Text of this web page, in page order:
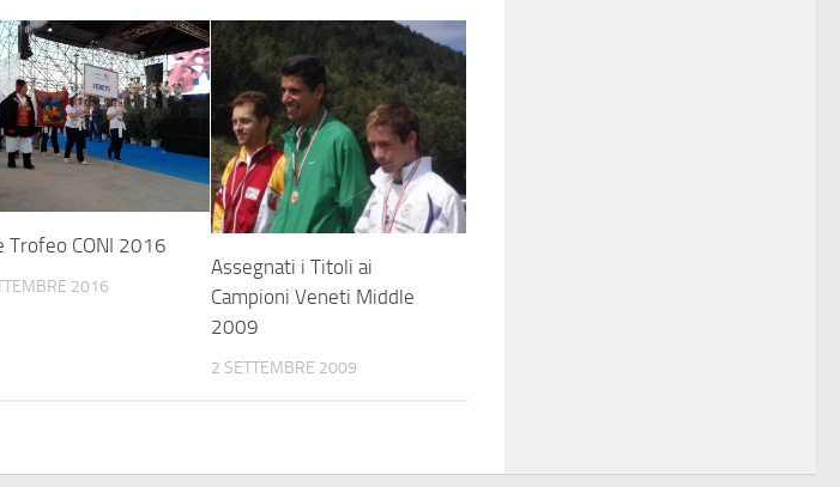
Trofeo CONI 2016
2016
Assegnati i Titoli ai
Campioni Veneti Middle
2009
2 SETTEMBRE 2009